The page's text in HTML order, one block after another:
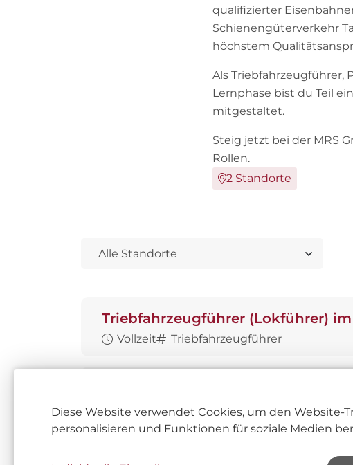
qualifizierter
Schienengüterverkehr
höchstem
Als Triebfahrzeugführer,
Lernphase bist du Teil
mitgestaltet.
Steig jetzt bei der MRS
Rollen.
2 Standorte
Triebfahrzeugführer (Lokführer)
Vollzeit Triebfahrzeugführer
Vollzeit Prüfer für Güterwagen
Umschulung zum Lokführer/
Diese Website verwendet Cookies, um den Website-
personalisieren und Funktionen für soziale Medien